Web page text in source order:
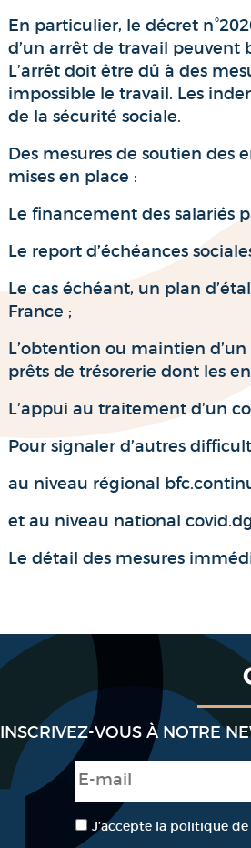
En particulier, le décret
d’un arrêt de travail peuvent
L’arrêt doit être dû à des
impossible le travail. Les
de la sécurité sociale.
Des mesures de soutien des
mises en place :
Le financement des salariés
Le report d’échéances
Le cas échéant, un plan
France ;
L’obtention ou maintien
prêts de trésorerie dont les
L’appui au traitement d’un
Pour signaler d’autres
au niveau régional
et au niveau national
Le détail des mesures
INSCRIVEZ-VOUS À NOTRE
E-mail
RGPD *
J’accepte la politique